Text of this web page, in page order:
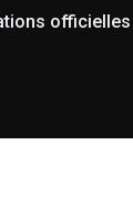
officielles